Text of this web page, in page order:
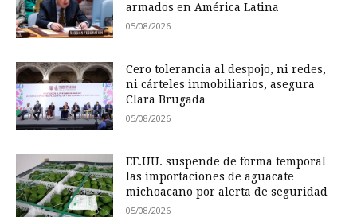
armados en América Latina
05/08/2026
Cero tolerancia al despojo, ni redes,
ni cárteles inmobiliarios, asegura
Clara Brugada
05/08/2026
EE.UU. suspende de forma temporal
las importaciones de aguacate
michoacano por alerta de seguridad
05/08/2026